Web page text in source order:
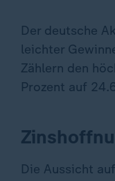
Der deutsche
leichter
Zählern den
Prozent auf
Die Aussicht